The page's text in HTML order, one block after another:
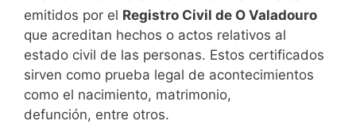
emitidos por el Registro Civil de O Valadouro
que acreditan hechos o actos relativos al
estado civil de las personas. Estos certificados
sirven como prueba legal de acontecimientos
como el nacimiento, matrimonio,
defunción, entre otros.